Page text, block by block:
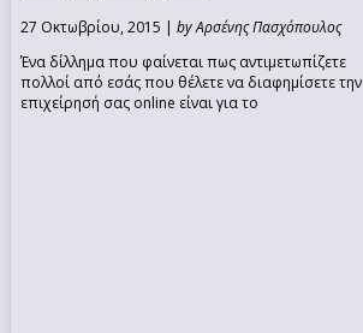
27 Οκτωβρίου, 2015 | by Αρσένης Πασχόπουλος
Ένα δίλλημα που φαίνεται πως αντιμετωπίζετε
πολλοί από εσάς που θέλετε να διαφημίσετε την
επιχείρησή σας online είναι για το